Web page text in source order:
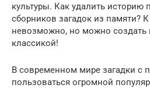
культуры. Как удалить историю
сборников загадок из памяти?
невозможно, но можно
классикой!
В современном мире загадки с
пользоваться огромной